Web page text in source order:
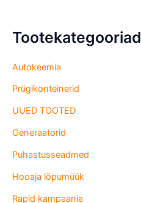
Tootekategooriad
Autokeemia
Prügikonteinerid
UUED TOOTED
Generaatorid
Puhastusseadmed
Hooaja lõpumüük
Rapid kampaania